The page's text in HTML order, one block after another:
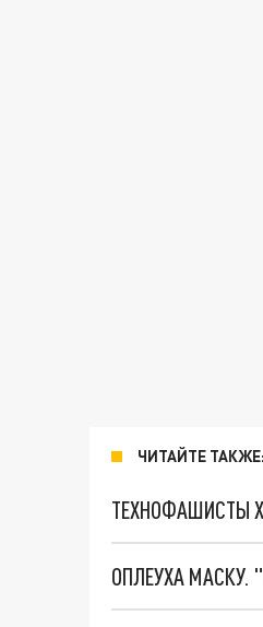
ЧИТАЙТЕ ТАКЖЕ:
ТЕХНОФАШИСТЫ
ОПЛЕУХА МАСКУ.